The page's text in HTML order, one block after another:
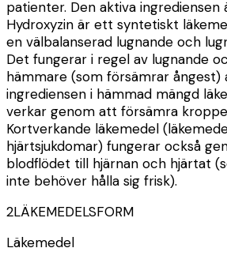
patienter. Den aktiva ingrediensen
Hydroxyzin är ett syntetiskt
en välbalanserad lugnande och
Det fungerar i regel av lugnande
hämmare (som försämrar ångest)
ingrediensen i hämmad mängd
verkar genom att försämra
Kortverkande läkemedel
hjärtsjukdomar) fungerar också
blodflödet till hjärnan och hjärtat
inte behöver hålla sig frisk).
2LÄKEMEDELSFORM
Läkemedel